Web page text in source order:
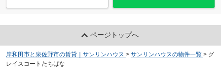
ページトップへ
岸和田市と泉佐野市の賃貸｜サンリンハウス > サンリンハウスの物件一覧 > グ
レイスコートたちばな